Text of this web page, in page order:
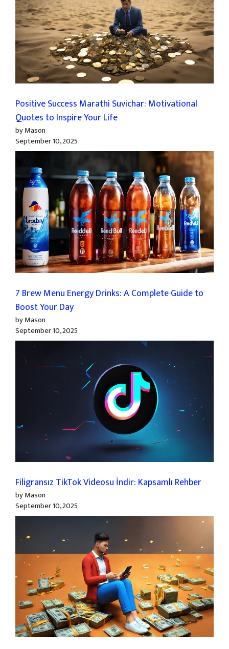
Positive Success Marathi Suvichar: Motivational
Quotes to Inspire Your Life
by Mason
September 10, 2025
7 Brew Menu Energy Drinks: A Complete Guide to
Boost Your Day
by Mason
September 10, 2025
Filigransız TikTok Videosu İndir: Kapsamlı Rehber
by Mason
September 10, 2025